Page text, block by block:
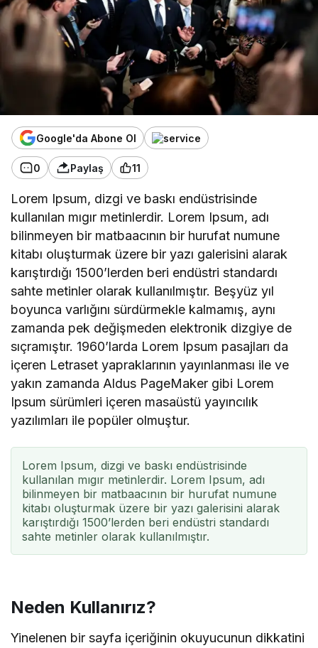
Google'da Abone Ol
0 Paylaş 11
Lorem Ipsum, dizgi ve baskı endüstrisinde
kullanılan mıgır metinlerdir. Lorem Ipsum, adı
bilinmeyen bir matbaacının bir hurufat numune
kitabı oluşturmak üzere bir yazı galerisini alarak
karıştırdığı 1500’lerden beri endüstri standardı
sahte metinler olarak kullanılmıştır. Beşyüz yıl
boyunca varlığını sürdürmekle kalmamış, aynı
zamanda pek değişmeden elektronik dizgiye de
sıçramıştır. 1960’larda Lorem Ipsum pasajları da
içeren Letraset yapraklarının yayınlanması ile ve
yakın zamanda Aldus PageMaker gibi Lorem
Ipsum sürümleri içeren masaüstü yayıncılık
yazılımları ile popüler olmuştur.
Lorem Ipsum, dizgi ve baskı endüstrisinde
kullanılan mıgır metinlerdir. Lorem Ipsum, adı
bilinmeyen bir matbaacının bir hurufat numune
kitabı oluşturmak üzere bir yazı galerisini alarak
karıştırdığı 1500’lerden beri endüstri standardı
sahte metinler olarak kullanılmıştır.
Neden Kullanırız?
Yinelenen bir sayfa içeriğinin okuyucunun dikkatini